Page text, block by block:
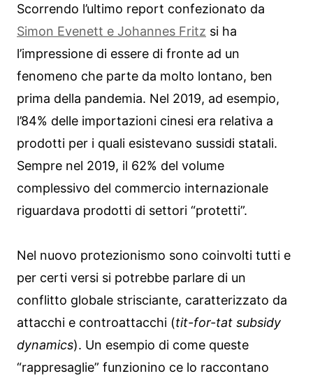
Scorrendo l’ultimo report confezionato da
Simon Evenett e Johannes Fritz si ha
l’impressione di essere di fronte ad un
fenomeno che parte da molto lontano, ben
prima della pandemia. Nel 2019, ad esempio,
l’84% delle importazioni cinesi era relativa a
prodotti per i quali esistevano sussidi statali.
Sempre nel 2019, il 62% del volume
complessivo del commercio internazionale
riguardava prodotti di settori “protetti”.
Nel nuovo protezionismo sono coinvolti tutti e
per certi versi si potrebbe parlare di un
conflitto globale strisciante, caratterizzato da
attacchi e controattacchi (tit-for-tat subsidy
dynamics). Un esempio di come queste
“rappresaglie” funzionino ce lo raccontano